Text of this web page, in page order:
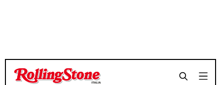
TEMPO DI LETTURA 5 MINUTI SHARE
TEMPO DI LETTURA 5 MINUTI SHARE